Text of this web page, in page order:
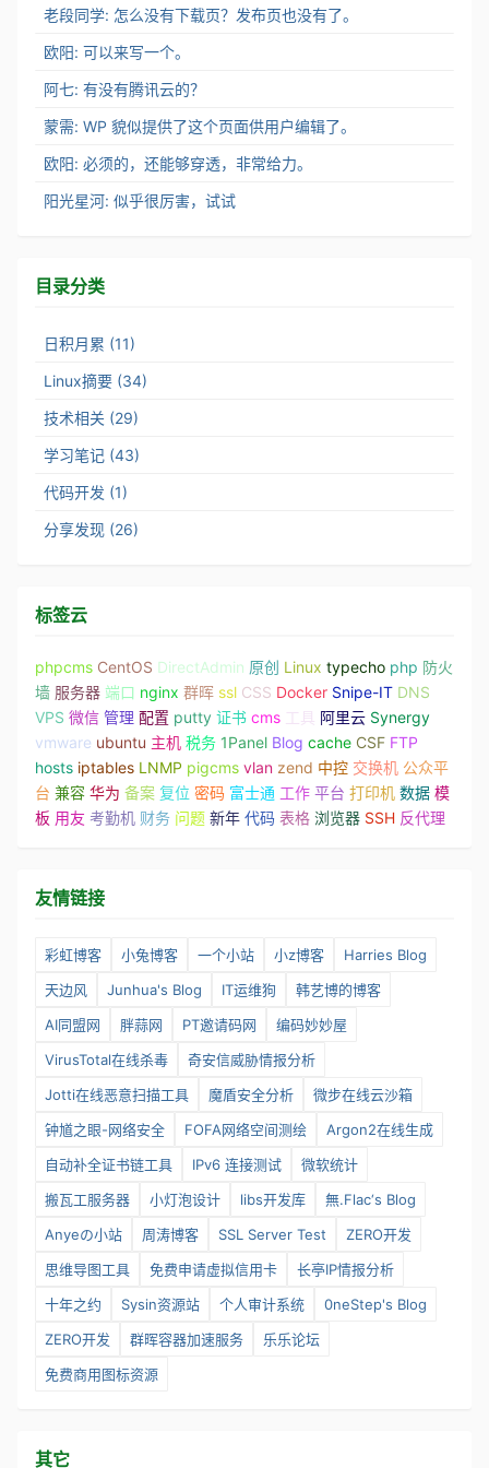
老段同学: 怎么没有下载页？发布页也没有了。
欧阳: 可以来写一个。
阿七: 有没有腾讯云的？
蒙需: WP 貌似提供了这个页面供用户编辑了。
欧阳: 必须的，还能够穿透，非常给力。
阳光星河: 似乎很厉害，试试
目录分类
日积月累 (11)
Linux摘要 (34)
技术相关 (29)
学习笔记 (43)
代码开发 (1)
分享发现 (26)
标签云
phpcms CentOS DirectAdmin 原创 Linux typecho php 防火
墙 服务器 端口 nginx 群晖 ssl CSS Docker Snipe-IT DNS
VPS 微信 管理 配置 putty 证书 cms 工具 阿里云 Synergy
vmware ubuntu 主机 税务 1Panel Blog cache CSF FTP
hosts iptables LNMP pigcms vlan zend 中控 交换机 公众平
台 兼容 华为 备案 复位 密码 富士通 工作 平台 打印机 数据 模
板 用友 考勤机 财务 问题 新年 代码 表格 浏览器 SSH 反代理
友情链接
彩虹博客 小兔博客 一个小站 小z博客
Harries Blog
天边风
Junhua's Blog IT运维狗
韩艺博的博客
AI同盟网
胖蒜网 PT邀请码网
编码妙妙屋
VirusTotal在线杀毒
奇安信威胁情报分析
Jotti在线恶意扫描工具
魔盾安全分析
微步在线云沙箱
钟馗之眼-网络安全
FOFA网络空间测绘
Argon2在线生成
自动补全证书链工具
IPv6 连接测试
微软统计
搬瓦工服务器
小灯泡设计 libs开发库
無.Flac‘s Blog
Anyeの小站
周涛博客 SSL Server Test
ZERO开发
思维导图工具
免费申请虚拟信用卡
长亭IP情报分析
十年之约
Sysin资源站 个人审计系统
0neStep's Blog
ZERO开发
群晖容器加速服务
乐乐论坛
免费商用图标资源
其它